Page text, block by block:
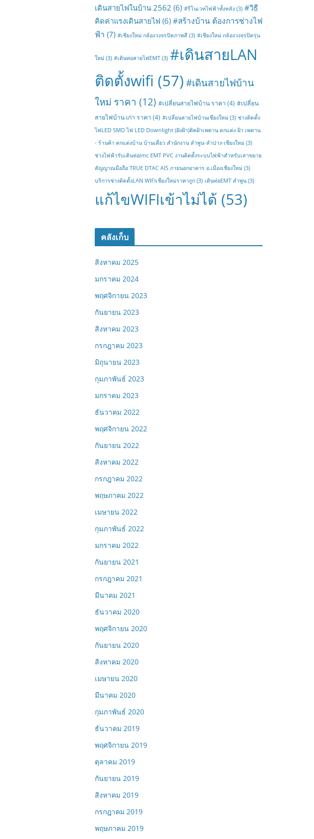
เดินสายไฟในบ้าน 2562 (6) #รีโนเวทไฟฟ้าทั้งหลัง (3) #วิธี
คิดค่าแรงเดินสายไฟ (6) #สร้างบ้าน ต้องการช่างไฟ
ฟ้า (7) #เชียงใหม่ กล้องวงจรปิดภาพสี (3) #เชียงใหม่ กล้องวงจรปิดรุ่น
ใหม่ (3) #เดินท่อสายไฟEMT (3) #เดินสายLAN
ติดตั้งwifi (57)#เดินสายไฟบ้าน
ใหม่ ราคา (12) #เปลี่ยนสายไฟบ้าน ราคา (4) #เปลี่ยน
สายไฟบ้าน เก่า ราคา (4) #เปลี่ยนสายไฟบ้านเชียงใหม่ (3) ช่างติดตั้ง
ไฟLED SMD ไฟ LED Downlight (ฝังฝ้า)ติดฝ้าเพดาน ตกแต่ง ฝ้า เพดาน
- ร้านค้า ตกแต่งบ้าน บ้านเดี่ยว สำนักงาน ลำพูน-ลำปาง-เชียงใหม่ (3)
ช่างไฟฟ้ารับเดินท่อimc EMT PVC งานติดตั้งระบบไฟฟ้าสำหรับเสาขยาย
สัญญาณมือถือ TRUE DTAC AIS ภายนอกอาคาร อ.เมืองเชียงใหม่ (3)
บริการช่างติดตั้งLAN WIFIเชียงใหม่ราคาถูก (3) เดินท่อEMT ลำพูน (3)
แก้ไขWIFIเข้าไม่ได้ (53)
คลังเก็บ
สิงหาคม 2025
มกราคม 2024
พฤศจิกายน 2023
กันยายน 2023
สิงหาคม 2023
กรกฎาคม 2023
มิถุนายน 2023
กุมภาพันธ์ 2023
มกราคม 2023
ธันวาคม 2022
พฤศจิกายน 2022
กันยายน 2022
สิงหาคม 2022
กรกฎาคม 2022
พฤษภาคม 2022
เมษายน 2022
กุมภาพันธ์ 2022
มกราคม 2022
กันยายน 2021
กรกฎาคม 2021
มีนาคม 2021
ธันวาคม 2020
พฤศจิกายน 2020
กันยายน 2020
สิงหาคม 2020
เมษายน 2020
มีนาคม 2020
กุมภาพันธ์ 2020
ธันวาคม 2019
พฤศจิกายน 2019
ตุลาคม 2019
กันยายน 2019
สิงหาคม 2019
กรกฎาคม 2019
พฤษภาคม 2019